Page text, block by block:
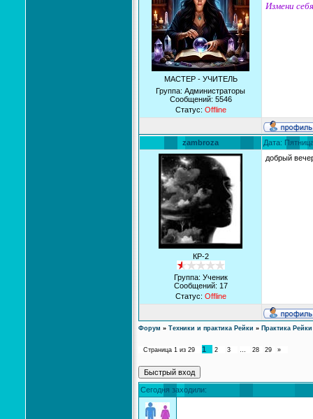
МАСТЕР - УЧИТЕЛЬ
Группа: Администраторы
Сообщений: 5546
Статус: Offline
Измени
zambroza Дата:
КР-2
Группа: Ученик
Сообщений: 17
Статус: Offline
добрый
Форум » Техники и практика Рейки » Практика
Страница 1 из 29 1 2 3 … 28 29 »
Сегодня заходили: